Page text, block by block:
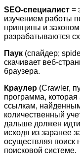
SEO-специалист =
изучением работы
принципы и
разрабатываются
Паук (спайдер;
скачивает веб-
браузера.
Краулер (Crawler,
программа,
ссылкам,
количественный
дальше должен
исходя из заранее
осуществляя поиск
поисковой системе.